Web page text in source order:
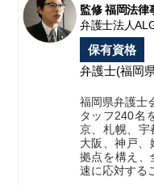
監修 福岡法律
弁護士法人
保有資格
弁護士(福岡
福岡県弁護士
タッフ240名
京、札幌、宇
大阪、神戸、
拠点を構え、
速に応対する